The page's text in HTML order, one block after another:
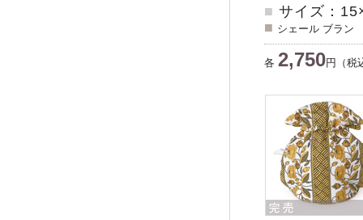
■ サイズ：
■ シェール ブラン
各 2,750円（税